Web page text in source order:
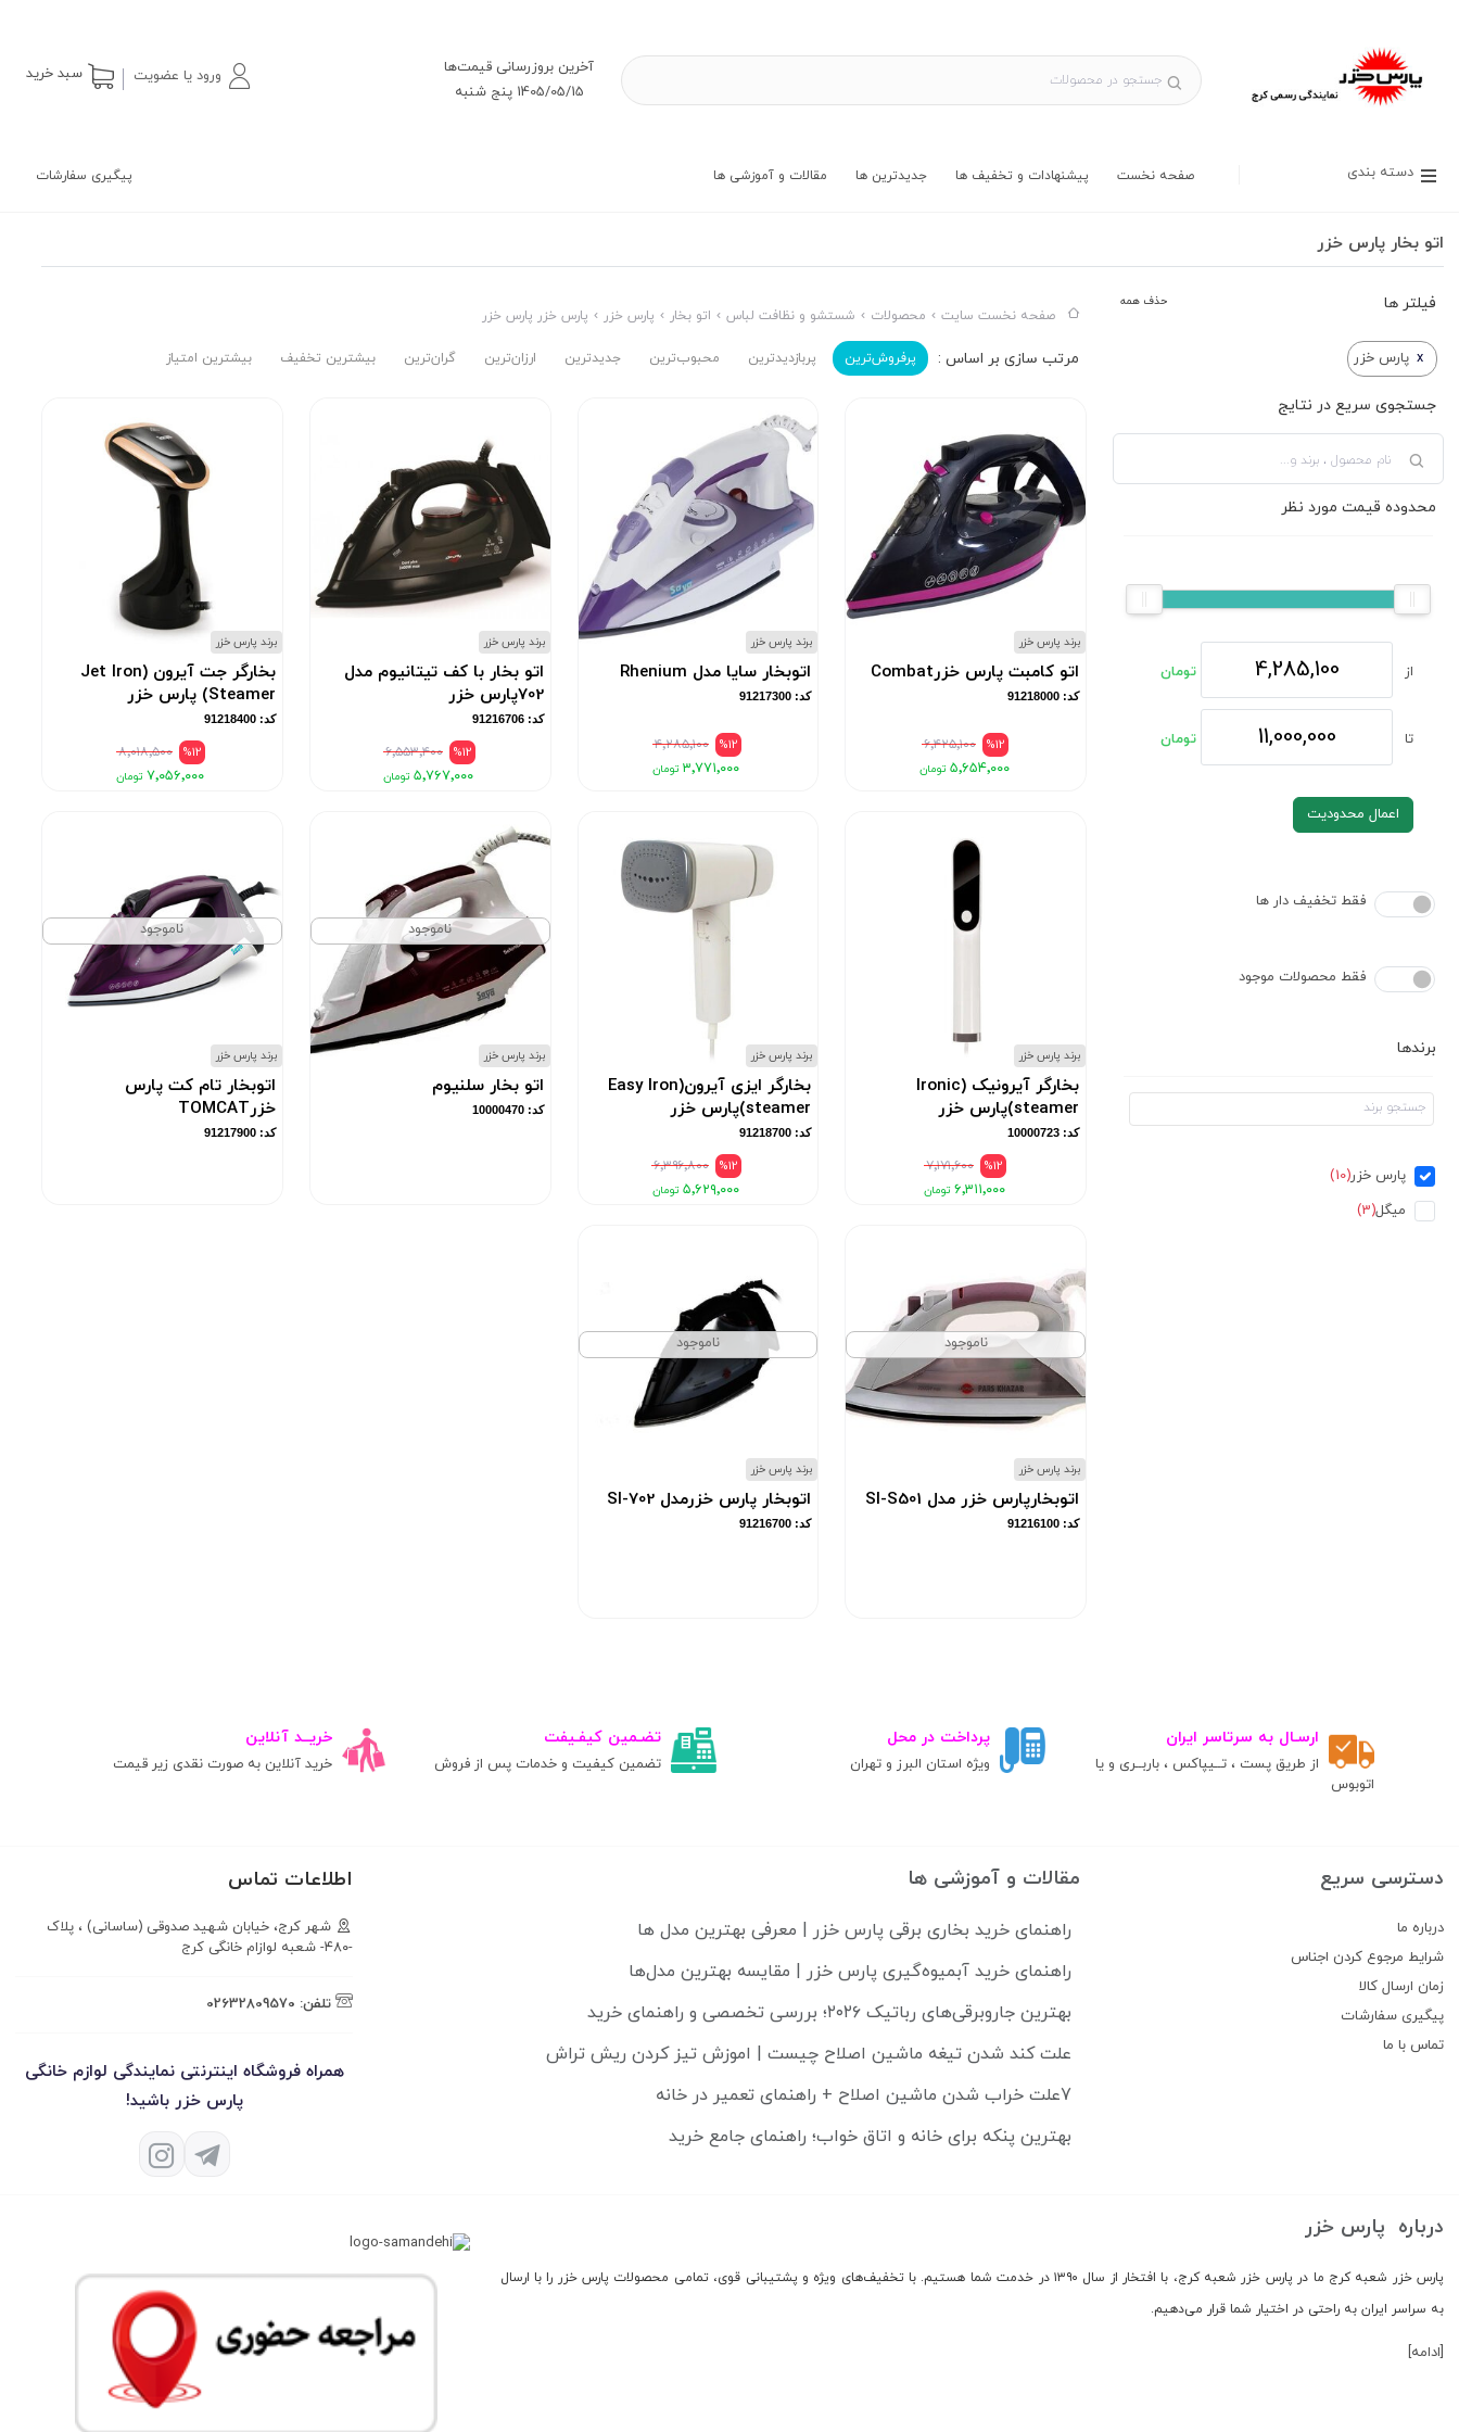
آخرین بروز‌رسانی قیمت‌ها
1405/05/15 پنج شنبه
ورود یا عضویت سبد خرید
دسته بندی صفحه نخست پیشنهادات و تخفیف ها جدیدترین ها مقالات و آموزشی ها پیگیری سفارشات
اتو بخار پارس خزر
فیلتر ها حذف همه
x پارس خزر
جستجوی سریع در نتایج
محدوده قیمت مورد نظر
از تومان
تا تومان
اعمال محدودیت
فقط تخفیف دار ها
فقط محصولات موجود
برندها
پارس خزر(10)
میگل(3)
صفحه نخست سایت محصولات شستشو و نظافت لباس اتو بخار پارس خزر پارس خزر پارس خزر
پرفروش‌ترین‌ پربازدیدترین محبوب‌ترین جدیدترین ارزان‌ترین گران‌ترین بیشترین تخفیف بیشترین امتیاز
برند پارس خزر
اتو کامبت پارس خزرCombat
کد: 91218000
%12 ۶٬۴۲۵٬۱۰۰
۵٬۶۵۴٬۰۰۰
برند پارس خزر
اتوبخار سایا مدل Rhenium
کد: 91217300
%12 ۴٬۲۸۵٬۱۰۰
۳٬۷۷۱٬۰۰۰
برند پارس خزر
اتو بخار با کف تیتانیوم مدل
702پارس خزر
کد: 91216706
%12 ۶٬۵۵۳٬۴۰۰
۵٬۷۶۷٬۰۰۰
برند پارس خزر
بخارگر جت آیرون (Jet Iron
Steamer) پارس خزر
کد: 91218400
%12 ۸٬۰۱۸٬۵۰۰
۷٬۰۵۶٬۰۰۰
برند پارس خزر
بخارگر آیرونیک (Ironic
steamer)پارس خزر
کد: 10000723
%12 ۷٬۱۷۱٬۶۰۰
۶٬۳۱۱٬۰۰۰
برند پارس خزر
بخارگر ایزی آیرون(Easy Iron
steamer)پارس خزر
کد: 91218700
%12 ۶٬۳۹۶٬۸۰۰
۵٬۶۲۹٬۰۰۰
ناموجود
برند پارس خزر
اتو بخار سلنیوم
کد: 10000470
ناموجود
برند پارس خزر
اتوبخار تام کت پارس
خزرTOMCAT
کد: 91217900
ناموجود
برند پارس خزر
اتوبخارپارس خزر مدل SI-S501
کد: 91216100
ناموجود
برند پارس خزر
اتوبخار پارس خزرمدل SI-702
کد: 91216700
ارسـال به سرتاسر ایران
از طریق پست ، تــیپاکس ، باربــری و یا
اتوبوس
پرداخت در محل
ویژه استان البرز و تهران
تضـمین کیفـیفت
تضمین کیفیت و خدمات پس از فروش
خریــد آنلاین
خرید آنلاین به صورت نقدی زیر قیمت
دسترسی سریع
درباره ما
شرایط مرجوع کردن اجناس
زمان ارسال کالا
پیگیری سفارشات
تماس با ما
مقالات و آموزشی ها
راهنمای خرید بخاری برقی پارس خزر | معرفی بهترین مدل ها
راهنمای خرید آبمیوه‌گیری پارس خزر | مقایسه بهترین مدل‌ها
بهترین جاروبرقی‌های رباتیک ۲۰۲۶؛ بررسی تخصصی و راهنمای خرید
علت کند شدن تیغه ماشین اصلاح چیست | اموزش تیز کردن ریش تراش
7علت خراب شدن ماشین اصلاح + راهنمای تعمیر در خانه
بهترین پنکه برای خانه و اتاق خواب؛ راهنمای جامع خرید
اطلاعات تماس
شهر کرج، خیابان شهید صدوقی (ساسانی) ، پلاک
-۴۸۰- شعبه لوازام خانگی کرج
تلفن: 02632809570
همراه فروشگاه اینترنتی نمایندگی لوازم خانگی
پارس خزر باشید!
درباره پارس خزر
پارس خزر شعبه کرج ما در پارس خزر شعبه کرج، با افتخار از سال ۱۳۹۰ در خدمت شما هستیم. با تخفیف‌های ویژه و پشتیبانی قوی، تمامی محصولات پارس خزر را با ارسال
به سراسر ایران به راحتی در اختیار شما قرار می‌دهیم.
[ادامه]